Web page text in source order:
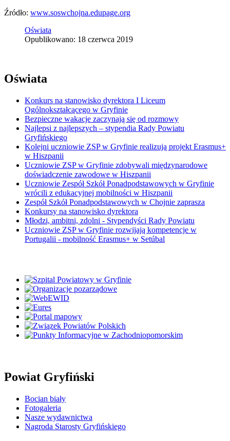
Źródło: www.soswchojna.edupage.org
Oświata
Opublikowano: 18 czerwca 2019
Oświata
Konkurs na stanowisko dyrektora I Liceum
Ogólnokształcącego w Gryfinie
Bezpieczne wakacje zaczynają się od rozmowy
Najlepsi z najlepszych – stypendia Rady Powiatu
Gryfińskiego
Kolejni uczniowie ZSP w Gryfinie realizują projekt Erasmus+
w Hiszpanii
Uczniowie ZSP w Gryfinie zdobywali międzynarodowe
doświadczenie zawodowe w Hiszpanii
Uczniowie Zespół Szkół Ponadpodstawowych w Gryfinie
wrócili z edukacyjnej mobilności w Hiszpanii
Zespół Szkół Ponadpodstawowych w Chojnie zaprasza
Konkursy na stanowisko dyrektora
Młodzi, ambitni, zdolni - Stypendyści Rady Powiatu
Uczniowie ZSP w Gryfinie rozwijają kompetencje w
Portugalii - mobilność Erasmus+ w Setúbal
Powiat Gryfiński
Bocian biały
Fotogaleria
Nasze wydawnictwa
Nagroda Starosty Gryfińskiego